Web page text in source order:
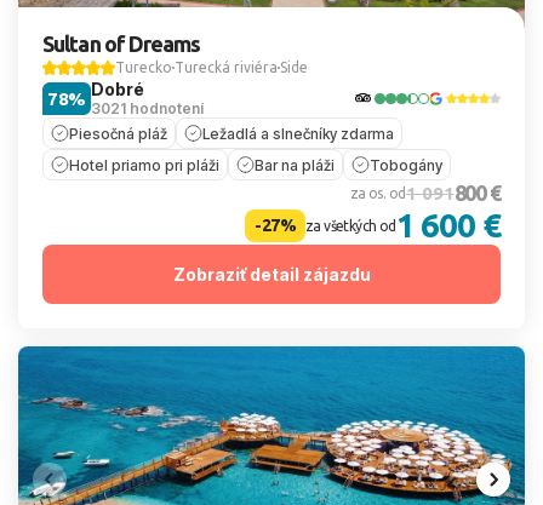
Sultan of Dreams
Turecko Turecká riviéra Side
Dobré
3021 hodnotení
78%
Piesočná pláž
Ležadlá a slnečníky zdarma
Hotel priamo pri pláži
Bar na pláži Tobogány
za os. od1 091800 €
-27% za všetkých od 1 600 €
Zobraziť detail zájazdu